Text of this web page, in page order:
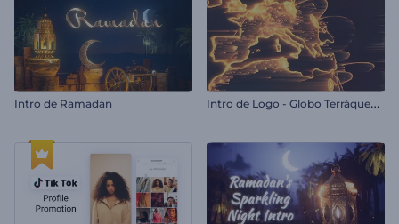
Intro de Ramadan I
ntro de Logo - Globo Terráqueo de Redes